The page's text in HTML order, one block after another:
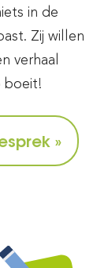
in de
Zij willen
verhaal
boeit!
»